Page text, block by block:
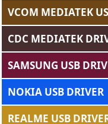
VCOM MEDIATEK
CDC MEDIATEK
SAMSUNG USB
NOKIA USB DRIVER
REALME USB